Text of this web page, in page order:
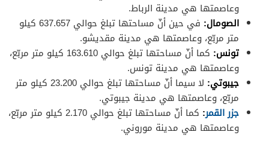
وعاصمتها هي مدينة الرباط.
الصومال:
في حين أنّ مساحتها تبلغ حوالي 637.657 كيلو
متر مربّع، وعاصمتها هي مدينة مقديشو.
تونس:
كما أنّ مساحتها تبلغ حوالي 163.610 كيلو متر مربّع،
وعاصمتها هي مدينة تونس.
جيبوتي:
لا سيما أنّ مساحتها تبلغ حوالي 23.200 كيلو متر
مربّع، وعاصمتها هي مدينة جيبوتي.
جزر القمر:
كما أنّ مساحتها تبلغ حوالي 2.170 كيلو متر مربّع،
وعاصمتها هي مدينة موروني.